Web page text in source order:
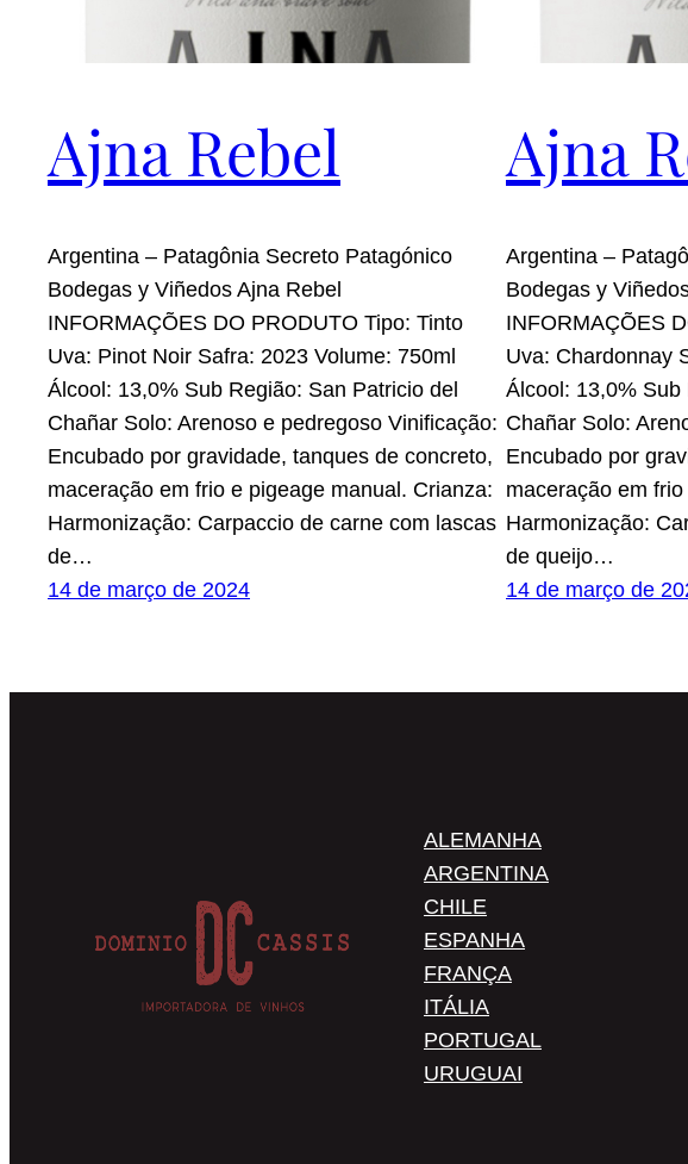
Ajna Rebel
Argentina – Patagônia Secreto Patagónico
Bodegas y Viñedos Ajna Rebel
INFORMAÇÕES DO PRODUTO Tipo: Tinto
Uva: Pinot Noir Safra: 2023 Volume: 750ml
Álcool: 13,0% Sub Região: San Patricio del
Chañar Solo: Arenoso e pedregoso Vinificação:
Encubado por gravidade, tanques de concreto,
maceração em frio e pigeage manual. Crianza:
Harmonização: Carpaccio de carne com lascas
de…
14 de março de 2024
Ajna
Argentina –
Bodegas y
INFORMAÇÕES
Uva: Chardonnay
Álcool: 13,0% Sub
Chañar Solo:
Encubado por
maceração em
Harmonização:
de queijo…
14 de março de
ALEMANHA
ARGENTINA
CHILE
ESPANHA
FRANÇA
ITÁLIA
PORTUGAL
URUGUAI